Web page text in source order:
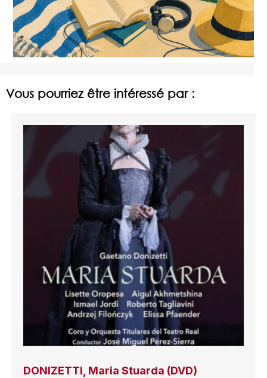
Vous pourriez être intéressé par :
DONIZETTI, Maria Stuarda (DVD)